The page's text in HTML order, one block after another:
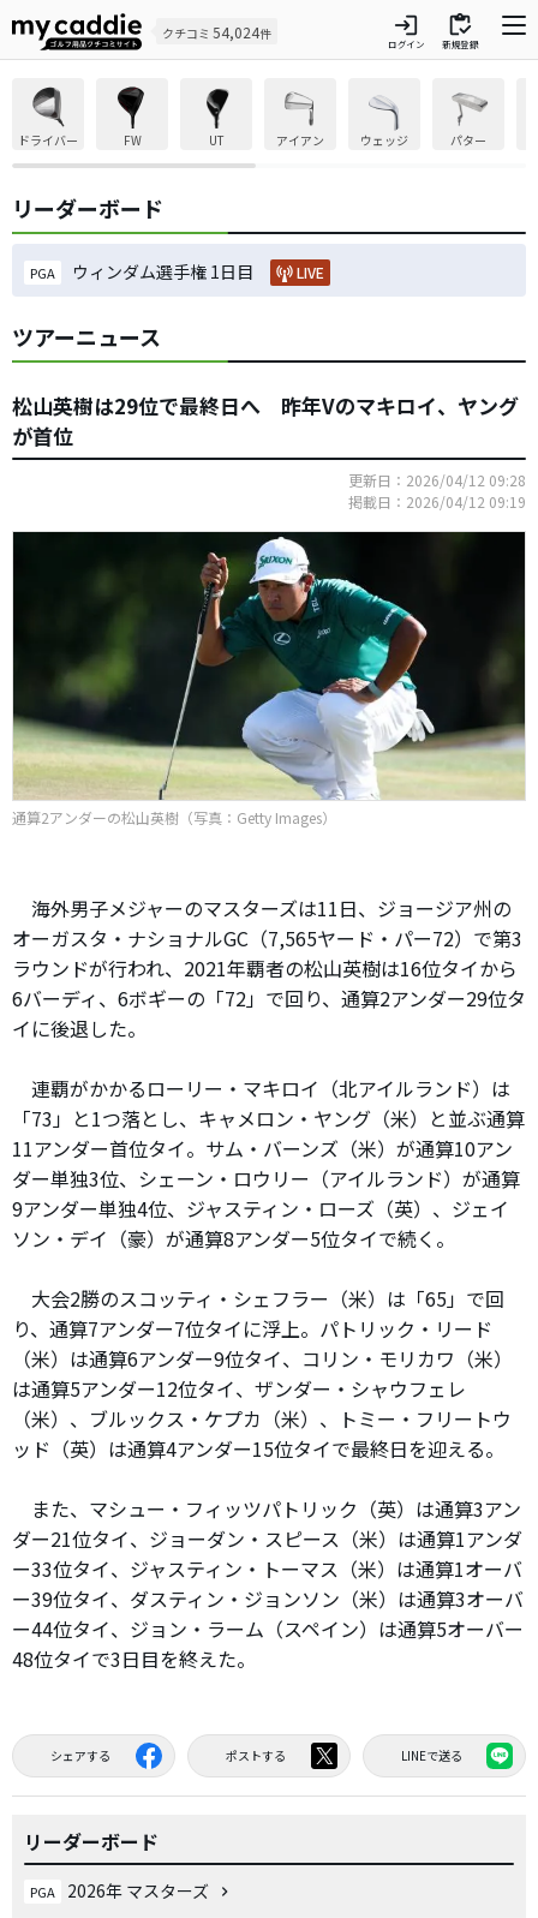
クチコミ 54,024件 login
ログイン
inventory
新規登録
ドライバー FW UT アイアン ウェッジ パター
リーダーボード
PGA ウィンダム選手権 1日目 LIVE
ツアーニュース
松山英樹は29位で最終日へ 昨年Vのマキロイ、ヤング
が首位
更新日：2026/04/12 09:28
掲載日：2026/04/12 09:19
通算2アンダーの松山英樹（写真：Getty Images）
海外男子メジャーのマスターズは11日、ジョージア州の
オーガスタ・ナショナルGC（7,565ヤード・パー72）で第3
ラウンドが行われ、2021年覇者の松山英樹は16位タイから
6バーディ、6ボギーの「72」で回り、通算2アンダー29位タ
イに後退した。
連覇がかかるローリー・マキロイ（北アイルランド）は
「73」と1つ落とし、キャメロン・ヤング（米）と並ぶ通算
11アンダー首位タイ。サム・バーンズ（米）が通算10アン
ダー単独3位、シェーン・ロウリー（アイルランド）が通算
9アンダー単独4位、ジャスティン・ローズ（英）、ジェイ
ソン・デイ（豪）が通算8アンダー5位タイで続く。
大会2勝のスコッティ・シェフラー（米）は「65」で回
り、通算7アンダー7位タイに浮上。パトリック・リード
（米）は通算6アンダー9位タイ、コリン・モリカワ（米）
は通算5アンダー12位タイ、ザンダー・シャウフェレ
（米）、ブルックス・ケプカ（米）、トミー・フリートウ
ッド（英）は通算4アンダー15位タイで最終日を迎える。
また、マシュー・フィッツパトリック（英）は通算3アン
ダー21位タイ、ジョーダン・スピース（米）は通算1アンダ
ー33位タイ、ジャスティン・トーマス（米）は通算1オーバ
ー39位タイ、ダスティン・ジョンソン（米）は通算3オーバ
ー44位タイ、ジョン・ラーム（スペイン）は通算5オーバー
48位タイで3日目を終えた。
シェアする ポストする LINEで送る
リーダーボード
PGA 2026年 マスターズ